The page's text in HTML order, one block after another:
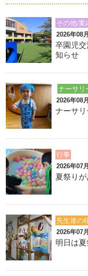
その他/案
2026年08
卒園児
知らせ
ナーサリ
2026年08
ナーサリ
行事
2026年07
夏祭り
先生達の
2026年07
明日は夏